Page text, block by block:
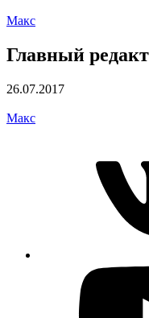
Макс
Главный
26.07.2017
Макс